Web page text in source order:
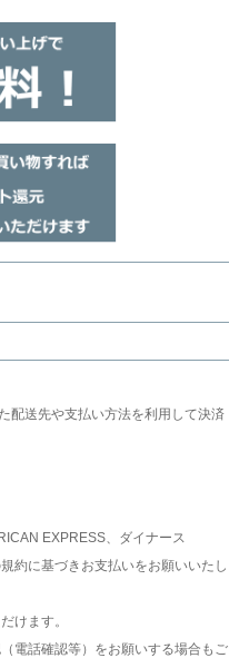
配送先や支払い方法を利用して決済
EXPRESS、ダイナース
約に基づきお支払いをお願いいたし
けます。
電話確認等）をお願いする場合もご